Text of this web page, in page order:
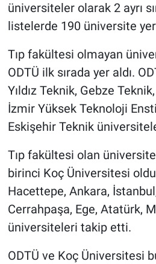
üniversiteler olarak 2 ayrı
listelerde 190 üniversite yer
Tıp fakültesi olmayan
ODTÜ ilk sırada yer aldı.
Yıldız Teknik, Gebze
İzmir Yüksek Teknoloji
Eskişehir Teknik
Tıp fakültesi olan
birinci Koç Üniversitesi
Hacettepe, Ankara,
Cerrahpaşa, Ege, Atatürk,
üniversiteleri takip etti.
ODTÜ ve Koç Üniversitesi
Canlı Yayın